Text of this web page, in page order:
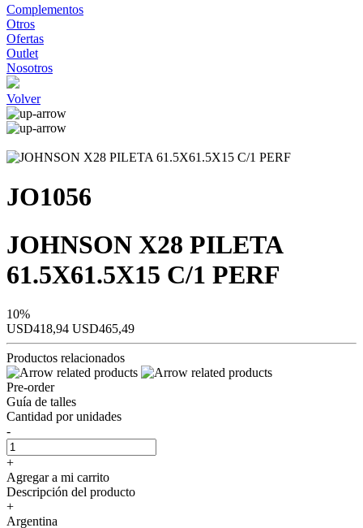
Complementos
Otros
Ofertas
Outlet
Nosotros
Volver
JO1056
JOHNSON X28 PILETA
61.5X61.5X15 C/1 PERF
10%
USD418,94 USD465,49
Productos relacionados
Pre-order
Guía de talles
Cantidad por unidades
-
+
Agregar a mi carrito
Descripción del producto
+
Argentina